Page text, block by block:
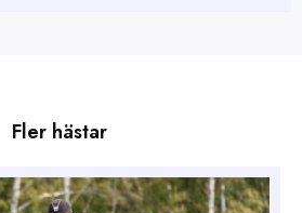
Fler hästar